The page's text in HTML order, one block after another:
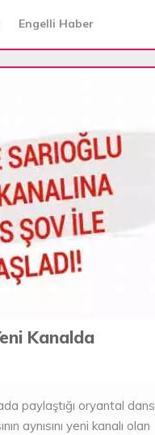
Engelli Haber
Kanalda
paylaştığı oryantal dans
aynısını yeni kanalı olan